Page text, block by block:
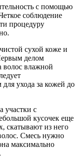
с помощью
соблюдение
процедуру
сухой коже и
делом
волос влажной
ухода за кожей до
участки с
кусочек еще
скатывают из него
Смесь нужно
максимально